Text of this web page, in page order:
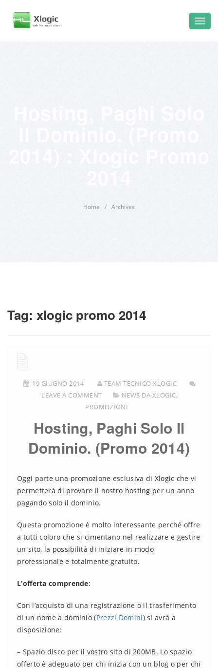
Home / Archives
Tag: xlogic promo 2014
19 GIUGNO 2014
TEAM TECNICO XLOGIC
LEAVE A COMMENT
NEWS DA XLOGIC,
PROMOZIONI
Hosting, Paghi Solo Il
Dominio. (Promo 2014)
Oggi parte una promozione esclusiva di Xlogic che vi
permetterà di provare il nostro hosting per un anno
pagando solo il dominio.
Questa promozione è molto interessante perché offre
a tutti coloro che si cimentano nel realizzare e gestire
un sito, la possibilità di iniziare in modo
professionale e totalmente gratuito.
L’offerta comprende:
Con l’acquisto di una registrazione o il trasferimento
di un nome a dominio (Prezzi Domini) si avrà a
disposizione:
– Spazio disco per il vostro sito di 200MB. Lo spazio
offerto è adeguato per chi inizia con un blog o per chi